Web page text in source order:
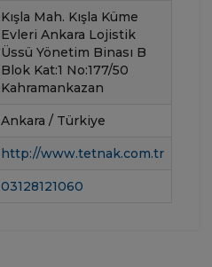
Kışla Mah. Kışla Küme
Evleri Ankara Lojistik
Üssü Yönetim Binası B
Blok Kat:1 No:177/50
Kahramankazan
Ankara / Türkiye
http://www.tetnak.com.tr
03128121060